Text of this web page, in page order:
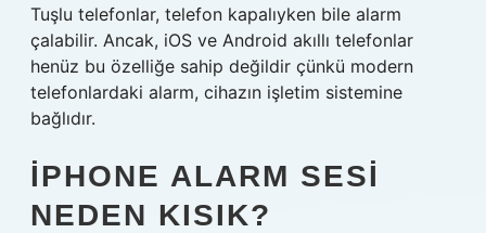
Tuşlu telefonlar, telefon kapalıyken bile alarm
çalabilir. Ancak, iOS ve Android akıllı telefonlar
henüz bu özelliğe sahip değildir çünkü modern
telefonlardaki alarm, cihazın işletim sistemine
bağlıdır.
IPHONE ALARM SESI
NEDEN KISIK?